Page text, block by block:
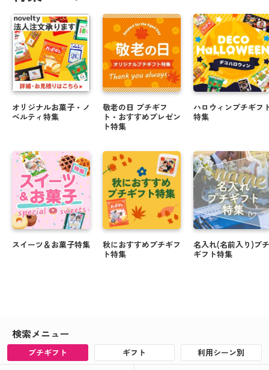
オリジナルお菓子・ノ
ベルティ特集
スイーツ＆お菓子特集
敬老の日 プチギフ
ト・おすすめプレゼン
ト特集
秋におすすめプチギフ
ト特集
ハロウィンプチギフ
特集
名入れ(名前入り)プチ
ギフト特集
検索メニュー
プチギフト ギフト 利用シーン別